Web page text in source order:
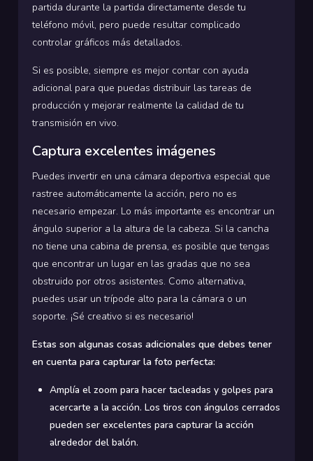
partida durante la partida directamente desde tu
teléfono móvil, pero puede resultar complicado
controlar gráficos más detallados.
Si es posible, siempre es mejor contar con ayuda
adicional para que puedas distribuir las tareas de
producción y mejorar realmente la calidad de tu
transmisión en vivo.
Captura excelentes imágenes
Puedes invertir en una cámara deportiva especial que
rastree automáticamente la acción, pero no es
necesario empezar. Lo más importante es encontrar un
ángulo superior a la altura de la cabeza. Si la cancha
no tiene una cabina de prensa, es posible que tengas
que encontrar un lugar en las gradas que no sea
obstruido por otros asistentes. Como alternativa,
puedes usar un trípode alto para la cámara o un
soporte. ¡Sé creativo si es necesario!
Estas son algunas cosas adicionales que debes tener
en cuenta para capturar la foto perfecta:
Amplía el zoom para hacer tacleadas y golpes para
acercarte a la acción. Los tiros con ángulos cerrados
pueden ser excelentes para capturar la acción
alrededor del balón.